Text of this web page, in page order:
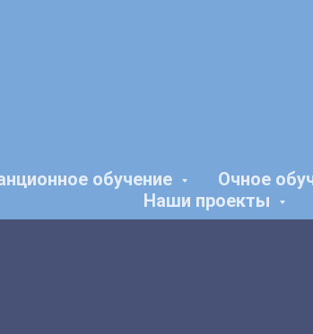
обучение Очное
Наши проекты